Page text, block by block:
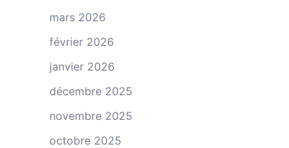
mars 2026
février 2026
janvier 2026
décembre 2025
novembre 2025
octobre 2025